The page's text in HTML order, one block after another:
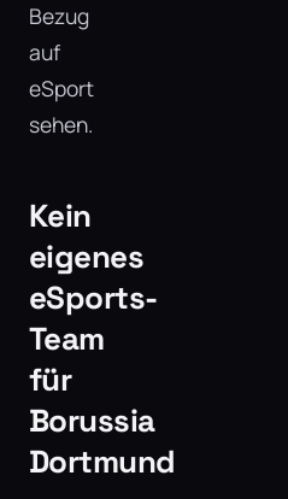
Bezug
auf
eSport
sehen.
Kein
eigenes
eSports-
Team
für
Borussia
Dortmund